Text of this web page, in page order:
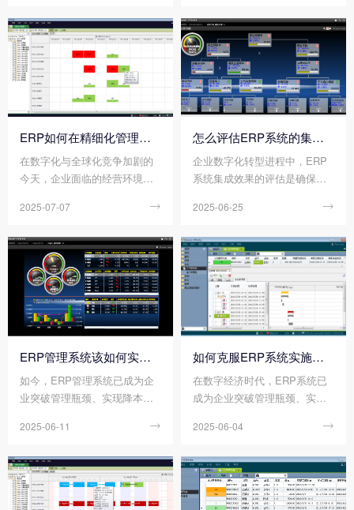
理者优化资源配置、降低运营
成本并提升盈利能力。无论是
标准成本法、实际成本法，还
是作业成本法(ABC)，不同的计
算方式适用于不同的业务场
景，企业需结合自身特点选择
合适的策略。
境变化，企业对ERP系统的要
求已从“能用”转向“好用且能用
得久”。一个不可靠的系统可能
导致业务中断、数据丢失、决
策失误;而一个缺乏延展性的系
统，则会在企业成长或市场变
化时显得力不从心，成为发展
选型、实施、运维乃至升级的
整个生命周期中，都必须将可
靠性和延展性作为核心考量，
ERP如何在精细化管理中发挥作用?
在数字化与全球化竞争加剧的
今天，企业面临的经营环境愈
应链波动加剧、成本压力攀升
理向精细化运营转型。而ERP
作为整合企业全流程数据的数
字化中枢，正成为企业实现精
细化管理的重要抓手。
2025-07-07 
怎么评估ERP系统的集成效果?
企业数字化转型进程中，ERP
系统集成效果的评估是确保各
节。科学的评估体系不仅能验
提供数据支撑。
2025-06-25 
ERP管理系统该如何实施落地?
如今，ERP管理系统已成为企
业突破管理瓶颈、实现降本增
研显示，全球约70%的ERP项
或效果不达预期。
2025-06-11 
如何克服ERP系统实施的挑战?
在数字经济时代，ERP系统已
成为企业突破管理瓶颈、实现
全球ERP项目实施数据来看，
支或功能弃用等困境，部分企
业甚至因系统落地失败导致业
务停滞。
2025-06-04 